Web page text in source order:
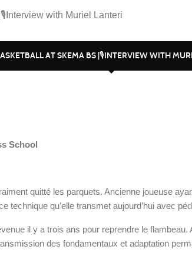
with Muriel Lanteri
AT SKEMA BS |🎙️INTERVIEW WITH
School
quitté les parquets. Ancienne joueuse
technique qu’elle transmet aujourd’hui avec
il y a trois ans pour reprendre le flambeau.
des fondamentaux et adaptation